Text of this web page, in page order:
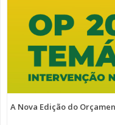
A Nova Edição do